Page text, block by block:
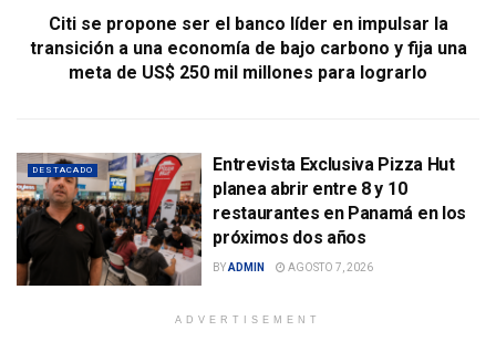
Citi se propone ser el banco líder en impulsar la
transición a una economía de bajo carbono y fija una
meta de US$ 250 mil millones para lograrlo
DESTACADO
Entrevista Exclusiva Pizza Hut
planea abrir entre 8 y 10
restaurantes en Panamá en los
próximos dos años
BYADMIN AGOSTO 7, 2026
ADVERTISEMENT